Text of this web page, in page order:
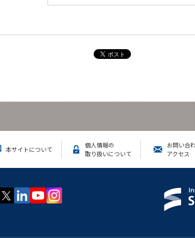
本サイトについて
個人情報の
取り扱いについて
お問い合
アクセス